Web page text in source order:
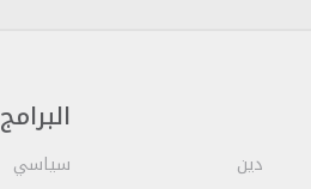
دين
البرامج
سياسي